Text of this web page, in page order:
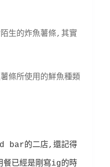
生的炸魚薯條,其實
條所使用的鮮魚種類
bar的二店,還記得
已經是剛寫ig的時